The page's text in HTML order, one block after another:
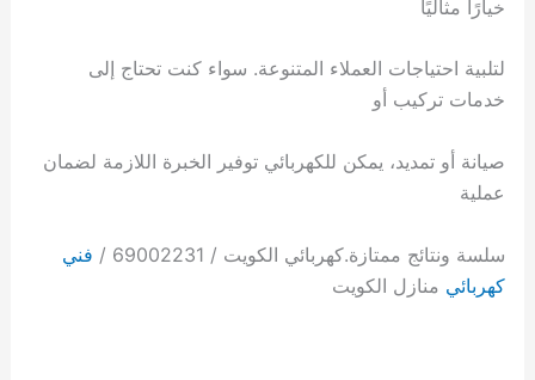
خيارًا مثاليًا
لتلبية احتياجات العملاء المتنوعة. سواء كنت تحتاج إلى
خدمات تركيب أو
صيانة أو تمديد، يمكن للكهربائي توفير الخبرة اللازمة لضمان
عملية
سلسة ونتائج ممتازة.كهربائي الكويت / 69002231 /
فني
كهربائي منازل الكويت